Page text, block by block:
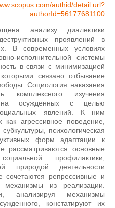
authid/detail.url?
authorId=56177681100
анализу диалектики
проявлений в
В современных условиях
исполнительной системы
в связи с минимизацией
связано отбывание
Социология наказания
комплексного изучения
на осужденных с целью
явлений. К ним
как агрессивное поведение,
психологическая
форм адаптации к
рассматриваются основные
профилактики,
природой деятельности
сочетаются репрессивные и
из реализации.
анализируя механизмы
констатируют их